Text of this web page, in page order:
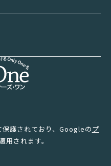
保護されており、Googleのプ
用されます。